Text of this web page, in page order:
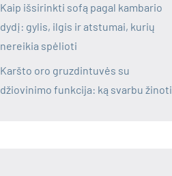
Kaip išsirinkti sofą pagal kambario
dydį: gylis, ilgis ir atstumai, kurių
nereikia spėlioti
Karšto oro gruzdintuvės su
džiovinimo funkcija: ką svarbu žinoti